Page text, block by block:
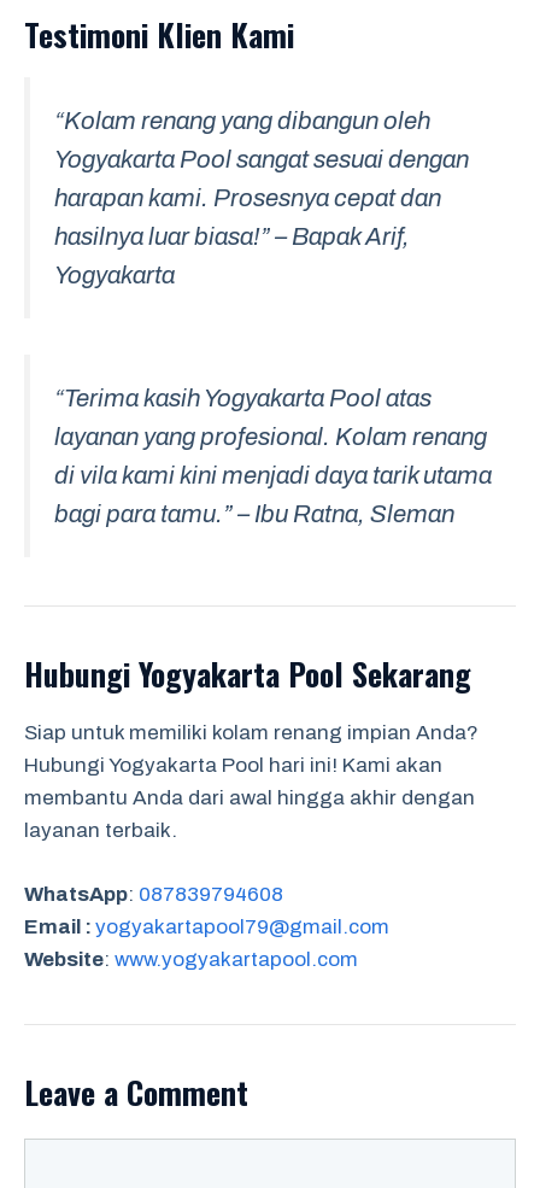
Testimoni Klien Kami
“Kolam renang yang dibangun oleh
Yogyakarta Pool sangat sesuai dengan
harapan kami. Prosesnya cepat dan
hasilnya luar biasa!” – Bapak Arif,
Yogyakarta
“Terima kasih Yogyakarta Pool atas
layanan yang profesional. Kolam renang
di vila kami kini menjadi daya tarik utama
bagi para tamu.” – Ibu Ratna, Sleman
Hubungi Yogyakarta Pool Sekarang
Siap untuk memiliki kolam renang impian Anda?
Hubungi Yogyakarta Pool hari ini! Kami akan
membantu Anda dari awal hingga akhir dengan
layanan terbaik.
WhatsApp: 087839794608
Email : yogyakartapool79@gmail.com
Website: www.yogyakartapool.com
Leave a Comment